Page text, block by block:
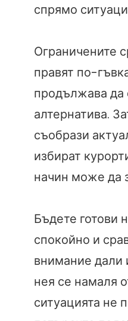
спрямо
Ограничените
правят по-
продължава да
алтернатива.
съобрази
избират
начин може да
Бъдете готови
спокойно и
внимание дали
нея се намаля
ситуацията не